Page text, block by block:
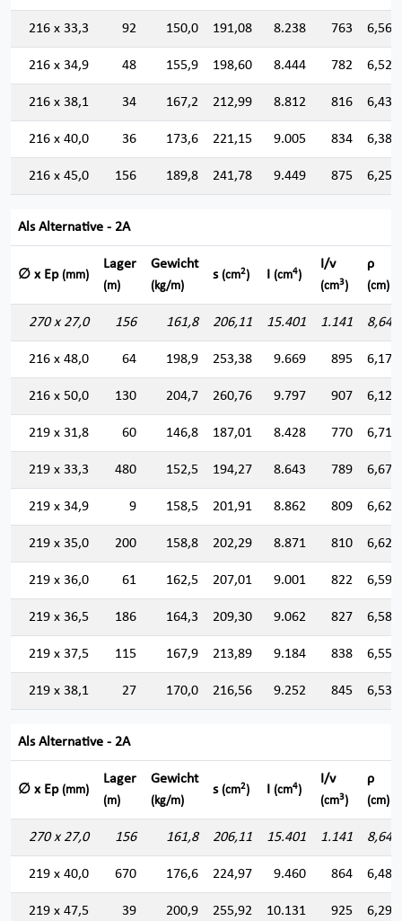
216 x 33,3 92 150,0 191,08 8.238 763 6,566
216 x 34,9 48 155,9 198,60 8.444 782 6,520
216 x 38,1 34 167,2 212,99 8.812 816 6,432
216 x 40,0 36 173,6 221,15 9.005 834 6,381
216 x 45,0 156 189,8 241,78 9.449 875 6,251
Als Alternative - 2A
∅ x Ep (mm)
Lager
(m)
Gewicht
(kg/m)
s (cm2) I (cm4)
I/v
(cm3)
ρ
(cm)
270 x 27,0 156 161,8 206,11 15.401 1.141 8,644
216 x 48,0 64 198,9 253,38 9.669 895 6,177
216 x 50,0 130 204,7 260,76 9.797 907 6,129
219 x 31,8 60 146,8 187,01 8.428 770 6,713
219 x 33,3 480 152,5 194,27 8.643 789 6,670
219 x 34,9 9 158,5 201,91 8.862 809 6,625
219 x 35,0 200 158,8 202,29 8.871 810 6,622
219 x 36,0 61 162,5 207,01 9.001 822 6,594
219 x 36,5 186 164,3 209,30 9.062 827 6,580
219 x 37,5 115 167,9 213,89 9.184 838 6,552
219 x 38,1 27 170,0 216,56 9.252 845 6,536
Als Alternative - 2A
∅ x Ep (mm)
Lager
(m)
Gewicht
(kg/m)
s (cm2) I (cm4)
I/v
(cm3)
ρ
(cm)
270 x 27,0 156 161,8 206,11 15.401 1.141 8,644
219 x 40,0 670 176,6 224,97 9.460 864 6,484
219 x 47,5 39 200,9 255,92 10.131 925 6,291